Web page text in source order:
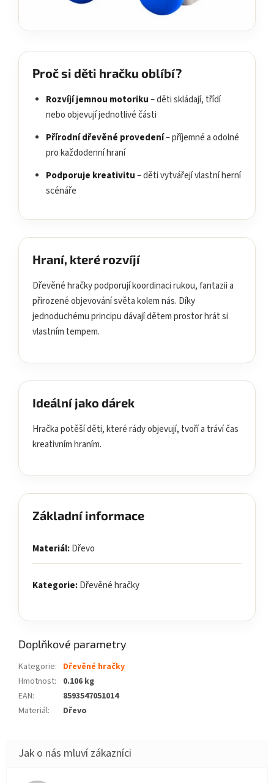
Proč si děti hračku oblíbí?
Rozvíjí jemnou motoriku– děti skládají, třídí
nebo objevují jednotlivé části
Přírodní dřevěné provedení– příjemné a odolné
pro každodenní hraní
Podporuje kreativitu– děti vytvářejí vlastní herní
scénáře
Hraní, které rozvíjí
Dřevěné hračky podporují koordinaci rukou, fantazii a
přirozené objevování světa kolem nás. Díky
jednoduchému principu dávají dětem prostor hrát si
vlastním tempem.
Ideální jako dárek
Hračka potěší děti, které rády objevují, tvoří a tráví čas
kreativním hraním.
Základní informace
Materiál:Dřevo
Kategorie:Dřevěné hračky
Doplňkové parametry
Kategorie: Dřevěné hračky
Hmotnost:
0.106 kg
EAN:
8593547051014
Materiál: Dřevo